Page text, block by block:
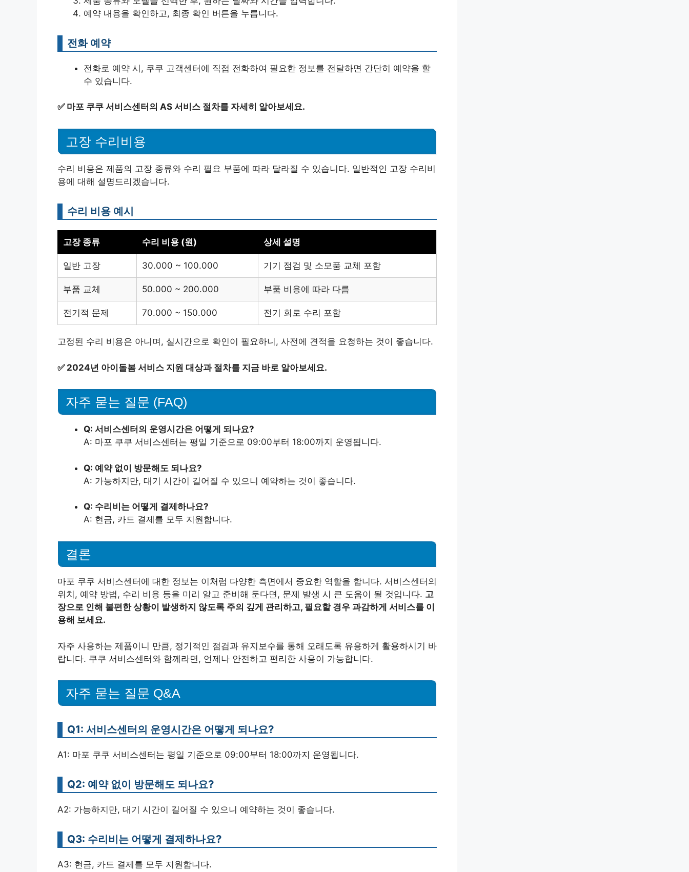
예약 내용을 확인하고, 최종 확인 버튼을 누릅니다.
전화 예약
전화로 예약 시, 쿠쿠 고객센터에 직접 전화하여 필요한 정보를 전달하면 간단히 예약을 할
수 있습니다.
✅ 마포 쿠쿠 서비스센터의 AS 서비스 절차를 자세히 알아보세요.
고장 수리비용
수리 비용은 제품의 고장 종류와 수리 필요 부품에 따라 달라질 수 있습니다. 일반적인 고장 수리비
용에 대해 설명드리겠습니다.
수리 비용 예시
고장 종류 수리 비용 (원) 상세 설명
일반 고장 30.000 ~ 100.000 기기 점검 및 소모품 교체 포함
부품 교체 50.000 ~ 200.000 부품 비용에 따라 다름
전기적 문제 70.000 ~ 150.000 전기 회로 수리 포함
고정된 수리 비용은 아니며, 실시간으로 확인이 필요하니, 사전에 견적을 요청하는 것이 좋습니다.
✅ 2024년 아이돌봄 서비스 지원 대상과 절차를 지금 바로 알아보세요.
자주 묻는 질문 (FAQ)
Q: 서비스센터의 운영시간은 어떻게 되나요?
A: 마포 쿠쿠 서비스센터는 평일 기준으로 09:00부터 18:00까지 운영됩니다.
Q: 예약 없이 방문해도 되나요?
A: 가능하지만, 대기 시간이 길어질 수 있으니 예약하는 것이 좋습니다.
Q: 수리비는 어떻게 결제하나요?
A: 현금, 카드 결제를 모두 지원합니다.
결론
마포 쿠쿠 서비스센터에 대한 정보는 이처럼 다양한 측면에서 중요한 역할을 합니다. 서비스센터의
위치, 예약 방법, 수리 비용 등을 미리 알고 준비해 둔다면, 문제 발생 시 큰 도움이 될 것입니다. 고
장으로 인해 불편한 상황이 발생하지 않도록 주의 깊게 관리하고, 필요할 경우 과감하게 서비스를 이
용해 보세요.
자주 사용하는 제품이니 만큼, 정기적인 점검과 유지보수를 통해 오래도록 유용하게 활용하시기 바
랍니다. 쿠쿠 서비스센터와 함께라면, 언제나 안전하고 편리한 사용이 가능합니다.
자주 묻는 질문 Q&A
Q1: 서비스센터의 운영시간은 어떻게 되나요?
A1: 마포 쿠쿠 서비스센터는 평일 기준으로 09:00부터 18:00까지 운영됩니다.
Q2: 예약 없이 방문해도 되나요?
A2: 가능하지만, 대기 시간이 길어질 수 있으니 예약하는 것이 좋습니다.
Q3: 수리비는 어떻게 결제하나요?
A3: 현금, 카드 결제를 모두 지원합니다.